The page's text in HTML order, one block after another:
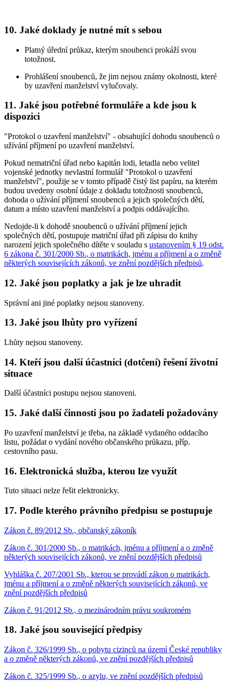
10. Jaké doklady je nutné mít s sebou
Platný úřední průkaz, kterým snoubenci prokáží svou
totožnost.
Prohlášení snoubenců, že jim nejsou známy okolnosti, které
by uzavření manželství vylučovaly.
11. Jaké jsou potřebné formuláře a kde jsou k
dispozici
"Protokol o uzavření manželství" - obsahující dohodu snoubenců o
užívání příjmení po uzavření manželství.
Pokud nematriční úřad nebo kapitán lodi, letadla nebo velitel
vojenské jednotky nevlastní formulář "Protokol o uzavření
manželství", použije se v tomto případě čistý list papíru, na kterém
budou uvedeny osobní údaje z dokladu totožnosti snoubenců,
dohoda o užívání příjmení snoubenců a jejich společných dětí,
datum a místo uzavření manželství a podpis oddávajícího.
Nedojde-li k dohodě snoubenců o užívání příjmení jejich
společných dětí, postupuje matriční úřad při zápisu do knihy
narození jejich společného dítěte v souladu s ustanovením § 19 odst.
6 zákona č. 301/2000 Sb., o matrikách, jménu a příjmení a o změně
některých souvisejících zákonů, ve znění pozdějších předpisů.
12. Jaké jsou poplatky a jak je lze uhradit
Správní ani jiné poplatky nejsou stanoveny.
13. Jaké jsou lhůty pro vyřízení
Lhůty nejsou stanoveny.
14. Kteří jsou další účastníci (dotčení) řešení životní
situace
Další účastníci postupu nejsou stanoveni.
15. Jaké další činnosti jsou po žadateli požadovány
Po uzavření manželství je třeba, na základě vydaného oddacího
listu, požádat o vydání nového občanského průkazu, příp.
cestovního pasu.
16. Elektronická služba, kterou lze využít
Tuto situaci nelze řešit elektronicky.
17. Podle kterého právního předpisu se postupuje
Zákon č. 89/2012 Sb., občanský zákoník
Zákon č. 301/2000 Sb., o matrikách, jménu a příjmení a o změně
některých souvisejících zákonů, ve znění pozdějších předpisů
Vyhláška č. 207/2001 Sb., kterou se provádí zákon o matrikách,
jménu a příjmení a o změně některých souvisejících zákonů, ve
znění pozdějších předpisů
Zákon č. 91/2012 Sb., o mezinárodním právu soukromém
18. Jaké jsou související předpisy
Zákon č. 326/1999 Sb., o pobytu cizinců na území České republiky
a o změně některých zákonů, ve znění pozdějších předpisů
Zákon č. 325/1999 Sb., o azylu, ve znění pozdějších předpisů